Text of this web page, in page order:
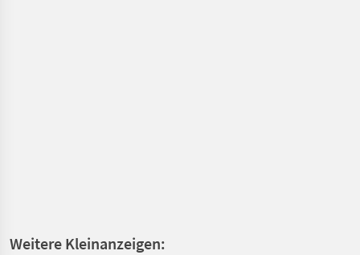
Weitere Kleinanzeigen: